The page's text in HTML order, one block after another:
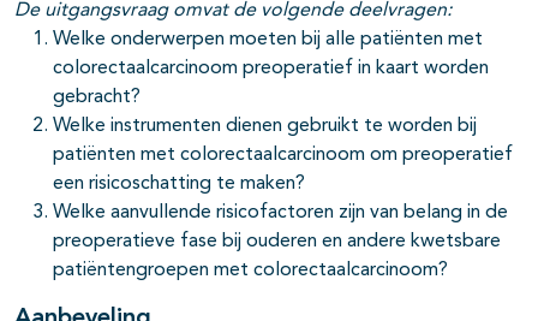
open- en dichtklappen
open- en dichtklappen
open- en dichtklappen
De uitgangsvraag omvat de volgende deelvragen:
Welke onderwerpen moeten bij alle patiënten met
colorectaalcarcinoom preoperatief in kaart worden
gebracht?
Welke instrumenten dienen gebruikt te worden bij
patiënten met colorectaalcarcinoom om preoperatief
een risicoschatting te maken?
Welke aanvullende risicofactoren zijn van belang in de
preoperatieve fase bij ouderen en andere kwetsbare
patiëntengroepen met colorectaalcarcinoom?